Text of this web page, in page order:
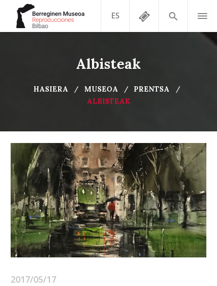
ES
Albisteak
HASIERA MUSEOA
PRENTSA
ALBISTEAK
2017/05/17